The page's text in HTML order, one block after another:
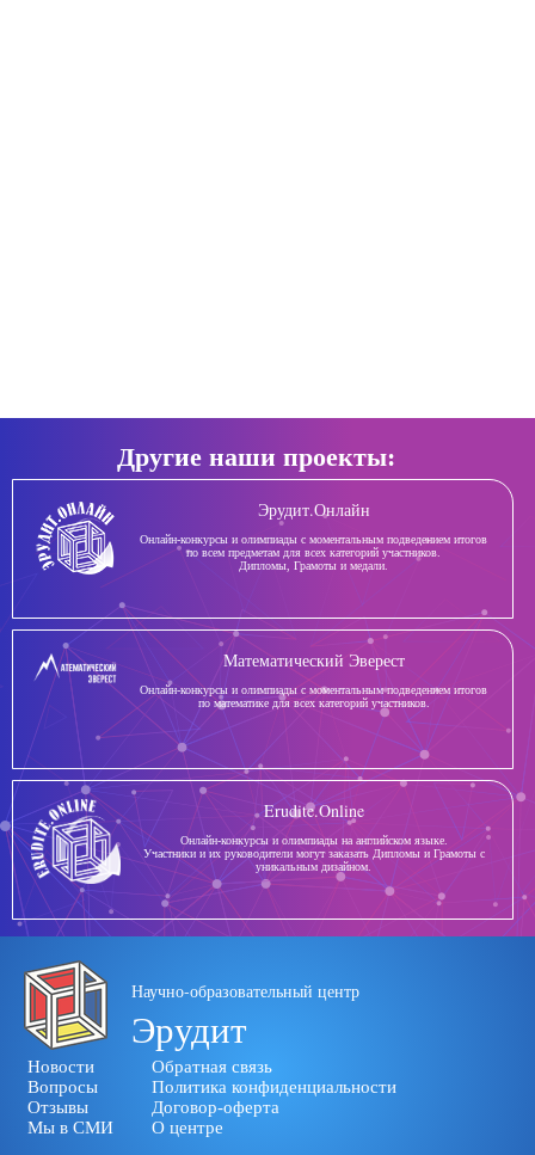
Другие наши проекты:
Эрудит.Онлайн
Онлайн-конкурсы и олимпиады с моментальным подведением итогов
по всем предметам для всех категорий участников.
Дипломы, Грамоты и медали.
Математический Эверест
Онлайн-конкурсы и олимпиады с моментальным подведением итогов
по математике для всех категорий участников.
Erudite.Online
Онлайн-конкурсы и олимпиады на английском языке.
Участники и их руководители могут заказать Дипломы и Грамоты с
уникальным дизайном.
Научно-образовательный центр
Эрудит
Новости
Вопросы
Отзывы
Мы в СМИ
Обратная связь
Политика конфиденциальности
Договор-оферта
О центре